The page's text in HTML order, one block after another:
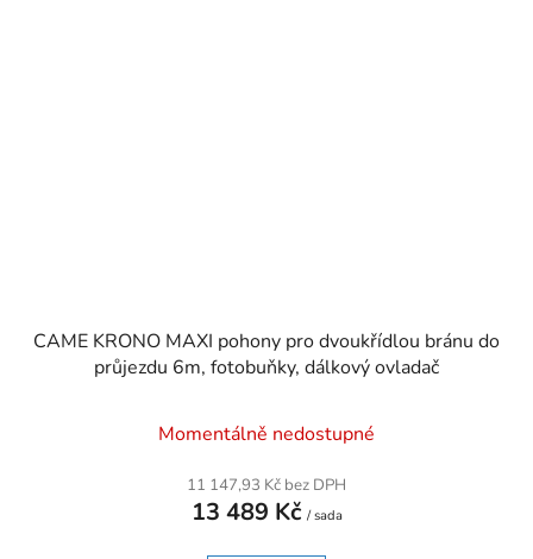
CAME KRONO MAXI pohony pro dvoukřídlou bránu do
průjezdu 6m, fotobuňky, dálkový ovladač
Momentálně nedostupné
11 147,93 Kč bez DPH
13 489 Kč / sada